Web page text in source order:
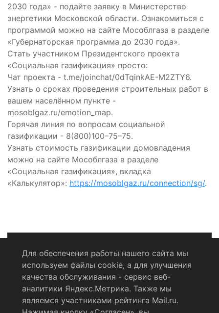
2030 года» - подайте заявку в Министерство
энергетики Московской области. Ознакомиться с
программой можно на сайте Мособлгаза в разделе
«Губернаторская программа до 2030 года».
Стать участником Президентского проекта
«Социальная газификация» просто:
Чат проекта - t.me/joinchat/0dTqinkAE-M2ZTY6.
Узнать о сроках проведения строительных работ в
вашем населённом пункте -
mosoblgaz.ru/emotion_map.
Горячая линия по вопросам социальной
газификации - 8(800)100–75–75.
Узнать стоимость газификации домовладения
можно на сайте Мособлгаза в разделе
«Социальная газификация», вкладка
«Калькулятор»: https://mosoblgaz.ru/connection/sg/.
Политика конфиденциальности
Согласие на обработку персональных данных
Для обеспечения работы нашего сайта мы
используем файлы cookie, а для улучшения
качества обслуживания - сервис веб-
аналитики Яндекс.Метрика. Также мы
являемся участниками рейтинга Mail.ru.